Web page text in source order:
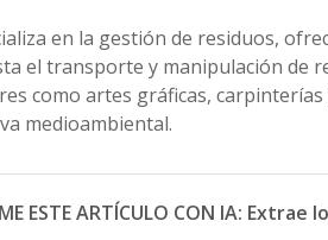
en la gestión de residuos,
el transporte y manipulación de
como artes gráficas,
medioambiental.
ESTE ARTÍCULO CON IA: